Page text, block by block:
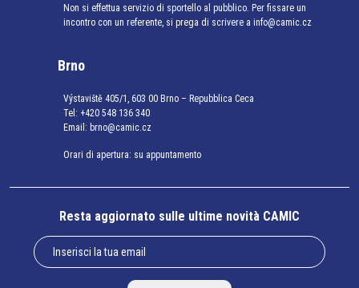
Non si effettua servizio di sportello al pubblico. Per fissare un
incontro con un referente, si prega di scrivere a info@camic.cz
Brno
Výstaviště 405/1, 603 00 Brno – Repubblica Ceca
Tel: +420 548 136 340
Email: brno@camic.cz
Orari di apertura: su appuntamento
Resta aggiornato sulle ultime novità CAMIC